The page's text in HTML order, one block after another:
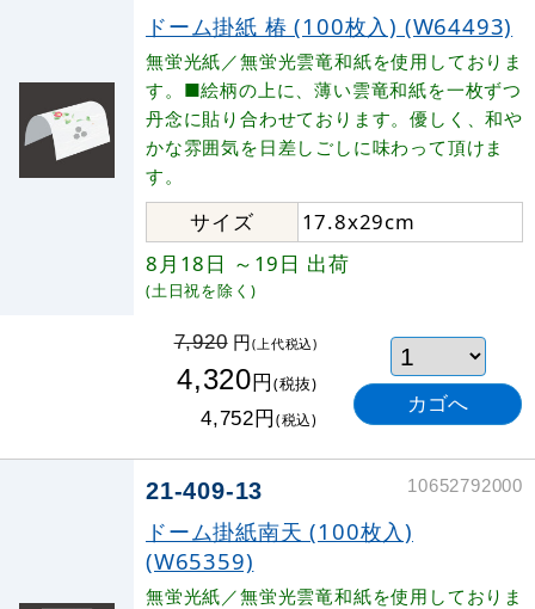
ドーム掛紙 椿 (100枚入) (W64493)
無蛍光紙／無蛍光雲竜和紙を使用しておりま
す。■絵柄の上に、薄い雲竜和紙を一枚ずつ
丹念に貼り合わせております。優しく、和や
かな雰囲気を日差しごしに味わって頂けま
す。
サイズ
17.8x29cm
8月18日 ～19日 出荷
(土日祝を除く)
7,920円(上代税込)
4,320円(税抜)
4,752円(税込)
21-409-13 10652792000
ドーム掛紙南天 (100枚入)
(W65359)
無蛍光紙／無蛍光雲竜和紙を使用しておりま